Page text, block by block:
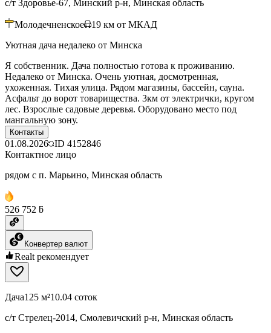
с/т Здоровье-67, Минский р-н, Минская область
Молодечненское 19 км от МКАД
Уютная дача недалеко от Минска
Я собственник. Дача полностью готова к проживанию.
Недалеко от Минска. Очень уютная, досмотренная,
ухоженная. Тихая улица. Рядом магазины, бассейн, сауна.
Асфальт до ворот товарищества. 3км от электрички, кругом
лес. Взрослые садовые деревья. Оборудовано место под
мангальную зону.
Контакты
01.08.2026 ID 4152846
Контактное лицо
рядом с п. Марьино, Минская область
526 752 ƃ
Конвертер валют
Realt рекомендует
Дача125 м²10.04 соток
с/т Стрелец-2014, Смолевичский р-н, Минская область